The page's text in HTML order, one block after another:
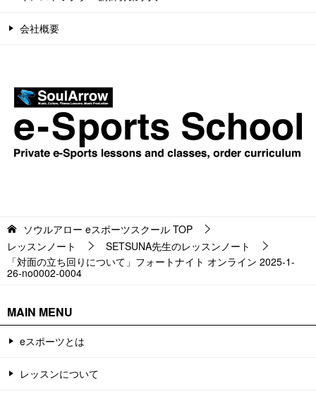
会社概要
ソウルアロー eスポーツスクール TOP
レッスンノート
SETSUNA先生のレッスンノート
「対面の立ち回りについて」フォートナイト オンライン 2025-1-
26-no0002-0004
MAIN MENU
eスポーツとは
レッスンについて